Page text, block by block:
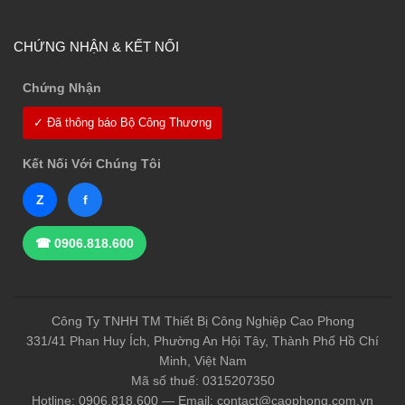
CHỨNG NHẬN & KẾT NỐI
Chứng Nhận
✓ Đã thông báo Bộ Công Thương
Kết Nối Với Chúng Tôi
Z f
☎ 0906.818.600
Công Ty TNHH TM Thiết Bị Công Nghiệp Cao Phong
331/41 Phan Huy Ích, Phường An Hội Tây, Thành Phố Hồ Chí
Minh, Việt Nam
Mã số thuế: 0315207350
Hotline: 0906.818.600 — Email: contact@caophong.com.vn